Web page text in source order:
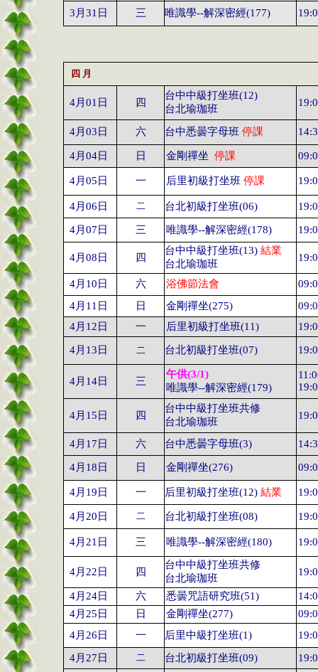
3 月31 日 三 唯識學--解深密經(177)
四 月
4月01 日 四
台中中級打坐班(12)
台北瑜珈班
4月03 日 六 台中悉曇字母班停課
4月 04日 日 金剛禪坐 停課
4月05 日 一 后里初級打坐班停課
4月06 日 二 台北初級打坐班(06)
4月07 日 三 唯識學--解深密經(178)
4月08 日 四
台中中級打坐班(13)結業
台北瑜珈班
4月 10 日 六 浴佛節法會 09
4月 11 日 日 金剛禪坐(275)
4月 12 日 一 后里初級打坐班(11)
4月 13 日 二 台北初級打坐班(07)
4月 14日 三
午供(3/1)
唯識學--解深密經(179)
4月15日 四
台中中級打坐班共修
台北瑜珈班
4月 17 日 六 台中悉曇字母班(3)
4月 18 日 日 金剛禪坐(276)
4月 19 日 一 后里初級打坐班(12)結業
4月 20 日 二 台北初級打坐班(08)
4月 21 日 三 唯識學--解深密經(180)
4月22日 四
台中中級打坐班共修
台北瑜珈班
4月 24日 六 悉曇咒語研究班(51)
4月 25 日 日 金剛禪坐(277)
4月26日 一 后里中級打坐班(1)
4月 27 日 二 台北初級打坐班(09)